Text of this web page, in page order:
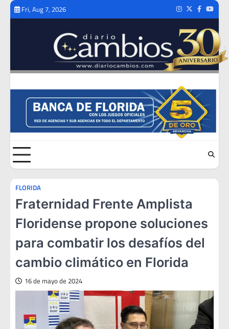
Skip
Fri, Aug 7, 2026 Instagram
TwitterFacebook
FLORIDA
Fraternidad Frente Amplista
Floridense propone soluciones
para combatir los desafíos del
cambio climático en Florida
16 de mayo de 2024